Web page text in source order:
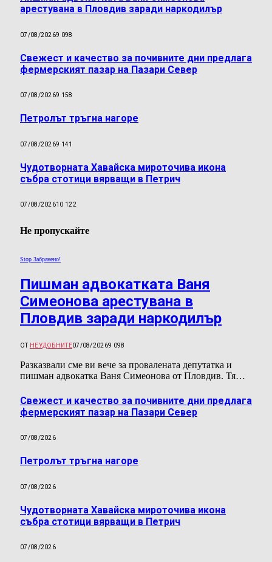
арестувана в Пловдив заради наркодилър
07/08/20269 098
Свежест и качество за почивните дни предлага
фермерският пазар на Пазари Север
07/08/20269 158
Петролът тръгна нагоре
07/08/20269 141
Чудотворната Хавайска мироточива икона
събра стотици вярващи в Петрич
07/08/202610 122
Не пропускайте
Stop Забранено!
Пишман адвокатката Ваня
Симеонова арестувана в
Пловдив заради наркодилър
ОТ НЕУДОБНИТЕ07/08/20269 098
Разказвали сме ви вече за провалената депутатка и
пишман адвокатка Ваня Симеонова от Пловдив. Тя…
Свежест и качество за почивните дни предлага
фермерският пазар на Пазари Север
07/08/2026
Петролът тръгна нагоре
07/08/2026
Чудотворната Хавайска мироточива икона
събра стотици вярващи в Петрич
07/08/2026